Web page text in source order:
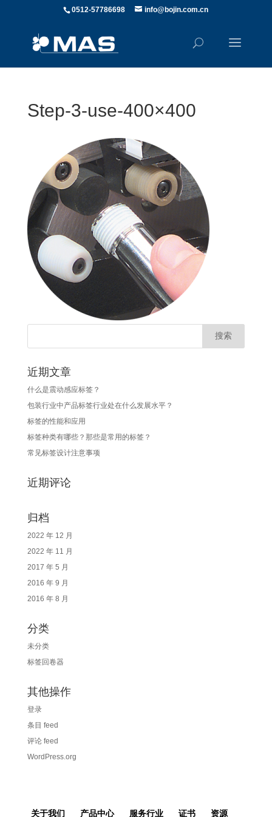
0512-57786698 info@bojin.com.cn
Step-3-use-400×400
近期文章
什么是震动感应标签？
包装行业中产品标签行业处在什么发展水平？
标签的性能和应用
标签种类有哪些？那些是常用的标签？
常见标签设计注意事项
近期评论
归档
2022 年 12 月
2022 年 11 月
2017 年 5 月
2016 年 9 月
2016 年 8 月
分类
未分类
标签回卷器
其他操作
登录
条目 feed
评论 feed
WordPress.org
关于我们 产品中心 服务行业 证书 资源